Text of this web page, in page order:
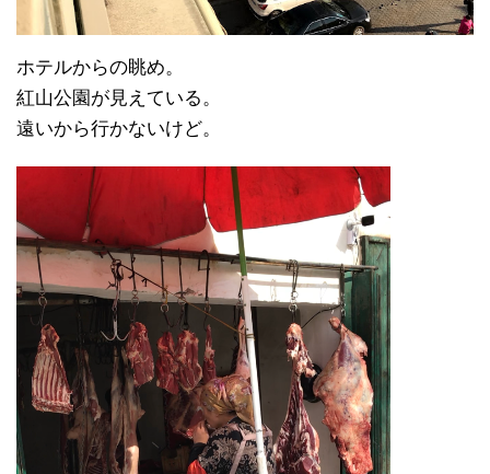
ホテルからの眺め。
紅山公園が見えている。
遠いから行かないけど。